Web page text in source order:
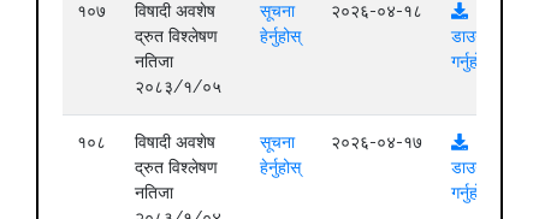
१०७
विषादी अवशेष
द्रुत विश्लेषण
नतिजा
२०८३/१/०५
सूचना
हेर्नुहोस्
२०२६-०४-१८
डाउनलोड
गर्नुहोस्
१०८
विषादी अवशेष
द्रुत विश्लेषण
नतिजा
सूचना
हेर्नुहोस्
२०२६-०४-१७
डाउनलोड
गर्नुहोस्